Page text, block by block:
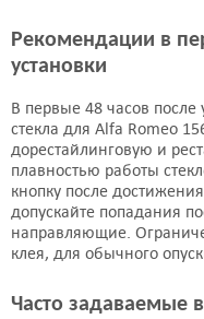
2034LGNS4RDW
Benson
Подробнее
Боковое стекло
2034LGNS4RDW
AGC
Подробнее
Рекомендации в
установки
В первые 48 часов после
стекла для Alfa Romeo
дорестайлинговую и
плавностью работы
кнопку после
допускайте попадания
направляющие.
клея, для обычного
Часто задаваемые